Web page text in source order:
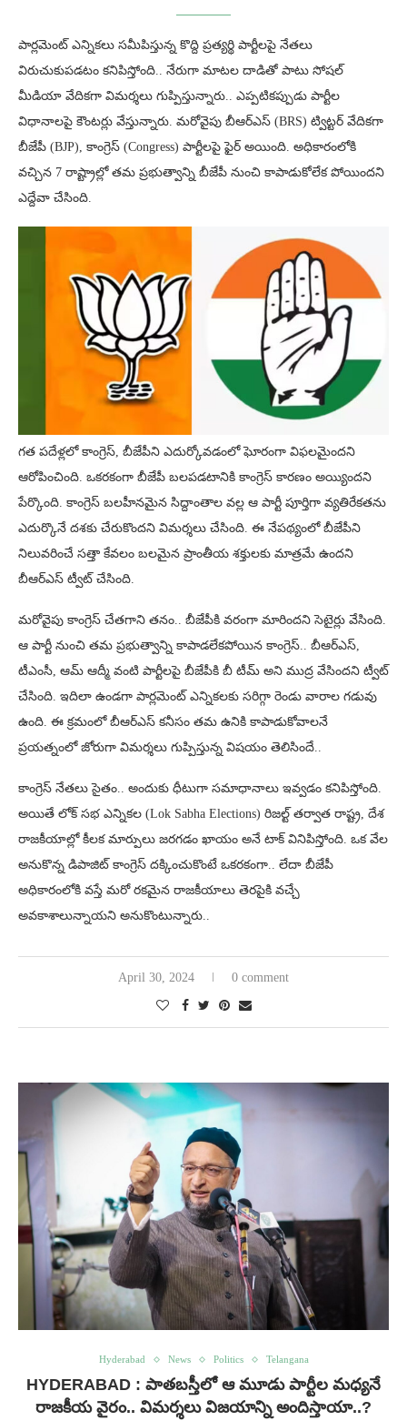
పార్లమెంట్ ఎన్నికలు సమీపిస్తున్న కొద్ది ప్రత్యర్థి పార్టీలపై నేతలు
విరుచుకుపడటం కనిపిస్తోంది.. నేరుగా మాటల దాడితో పాటు సోషల్
మీడియా వేదికగా విమర్శలు గుప్పిస్తున్నారు.. ఎప్పటికప్పుడు పార్టీల
విధానాలపై కౌంటర్లు వేస్తున్నారు. మరోవైపు బీఆర్ఎస్ (BRS) ట్విట్టర్ వేదికగా
బీజేపీ (BJP), కాంగ్రెస్ (Congress) పార్టీలపై ఫైర్ అయింది. అధికారంలోకి
వచ్చిన 7 రాష్ట్రాల్లో తమ ప్రభుత్వాన్ని బీజేపీ నుంచి కాపాడుకోలేక పోయిందని
ఎద్దేవా చేసింది.
గత పదేళ్లలో కాంగ్రెస్, బీజేపీని ఎదుర్కోవడంలో ఘోరంగా విఫలమైందని
ఆరోపించింది. ఒకరకంగా బీజేపీ బలపడటానికి కాంగ్రెస్ కారణం అయ్యిందని
పేర్కొంది. కాంగ్రెస్ బలహీనమైన సిద్దాంతాల వల్ల ఆ పార్టీ పూర్తిగా వ్యతిరేకతను
ఎదుర్కొనే దశకు చేరుకొందని విమర్శలు చేసింది. ఈ నేపథ్యంలో బీజేపీని
నిలువరించే సత్తా కేవలం బలమైన ప్రాంతీయ శక్తులకు మాత్రమే ఉందని
బీఆర్ఎస్ ట్వీట్ చేసింది.
మరోవైపు కాంగ్రెస్ చేతగాని తనం.. బీజేపీకి వరంగా మారిందని సెటైర్లు వేసింది.
ఆ పార్టీ నుంచి తమ ప్రభుత్వాన్ని కాపాడలేకపోయిన కాంగ్రెస్.. బీఆర్ఎస్,
టీఎంసీ, ఆమ్ ఆద్మీ వంటి పార్టీలపై బీజేపీకి బీ టీమ్ అని ముద్ర వేసిందని ట్వీట్
చేసింది. ఇదిలా ఉండగా పార్లమెంట్ ఎన్నికలకు సరిగ్గా రెండు వారాల గడువు
ఉంది. ఈ క్రమంలో బీఆర్ఎస్ కనీసం తమ ఉనికి కాపాడుకోవాలనే
ప్రయత్నంలో జోరుగా విమర్శలు గుప్పిస్తున్న విషయం తెలిసిందే..
కాంగ్రెస్ నేతలు సైతం.. అందుకు ధీటుగా సమాధానాలు ఇవ్వడం కనిపిస్తోంది.
అయితే లోక్ సభ ఎన్నికల (Lok Sabha Elections) రిజల్ట్ తర్వాత రాష్ట్ర, దేశ
రాజకీయాల్లో కీలక మార్పులు జరగడం ఖాయం అనే టాక్ వినిపిస్తోంది. ఒక వేల
అనుకొన్న డిపాజిట్ కాంగ్రెస్ దక్కించుకొంటే ఒకరకంగా.. లేదా బీజేపీ
అధికారంలోకి వస్తే మరో రకమైన రాజకీయాలు తెరపైకి వచ్చే
అవకాశాలున్నాయని అనుకొంటున్నారు..
April 30, 2024 0 comment
Hyderabad News Politics Telangana
HYDERABAD : పాతబస్తీలో ఆ మూడు పార్టీల మధ్యనే
రాజకీయ వైరం.. విమర్శలు విజయాన్ని అందిస్తాయా..?